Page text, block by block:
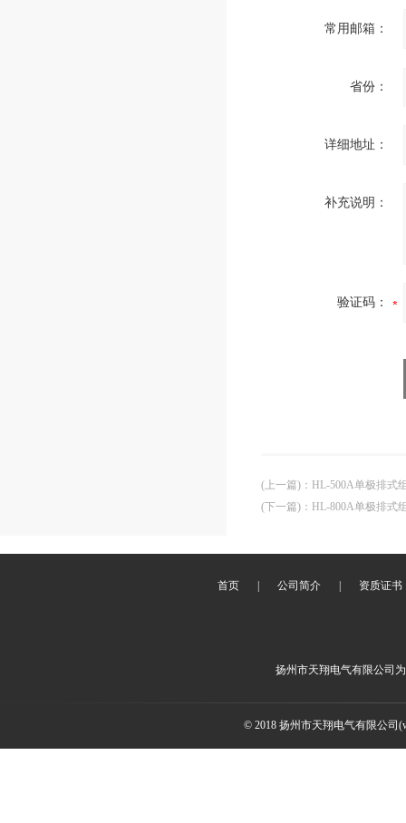
常用邮箱：
省份：
详细地址：
补充说明：
验证码：
(上一篇) ： HL-500A单极排式
(下一篇) ： HL-800A单极排式
首页 公司简介 资质证书
扬州市天翔电气有限公司
© 2018 扬州市天翔电气有限公司